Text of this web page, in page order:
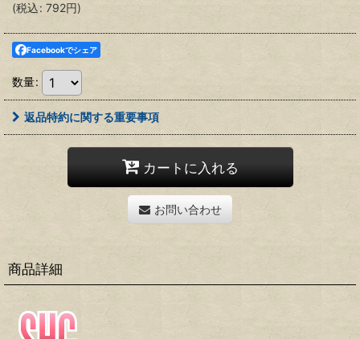
(税込: 792円)
Facebookでシェア
数量:
返品特約に関する重要事項
カートに入れる
お問い合わせ
商品詳細